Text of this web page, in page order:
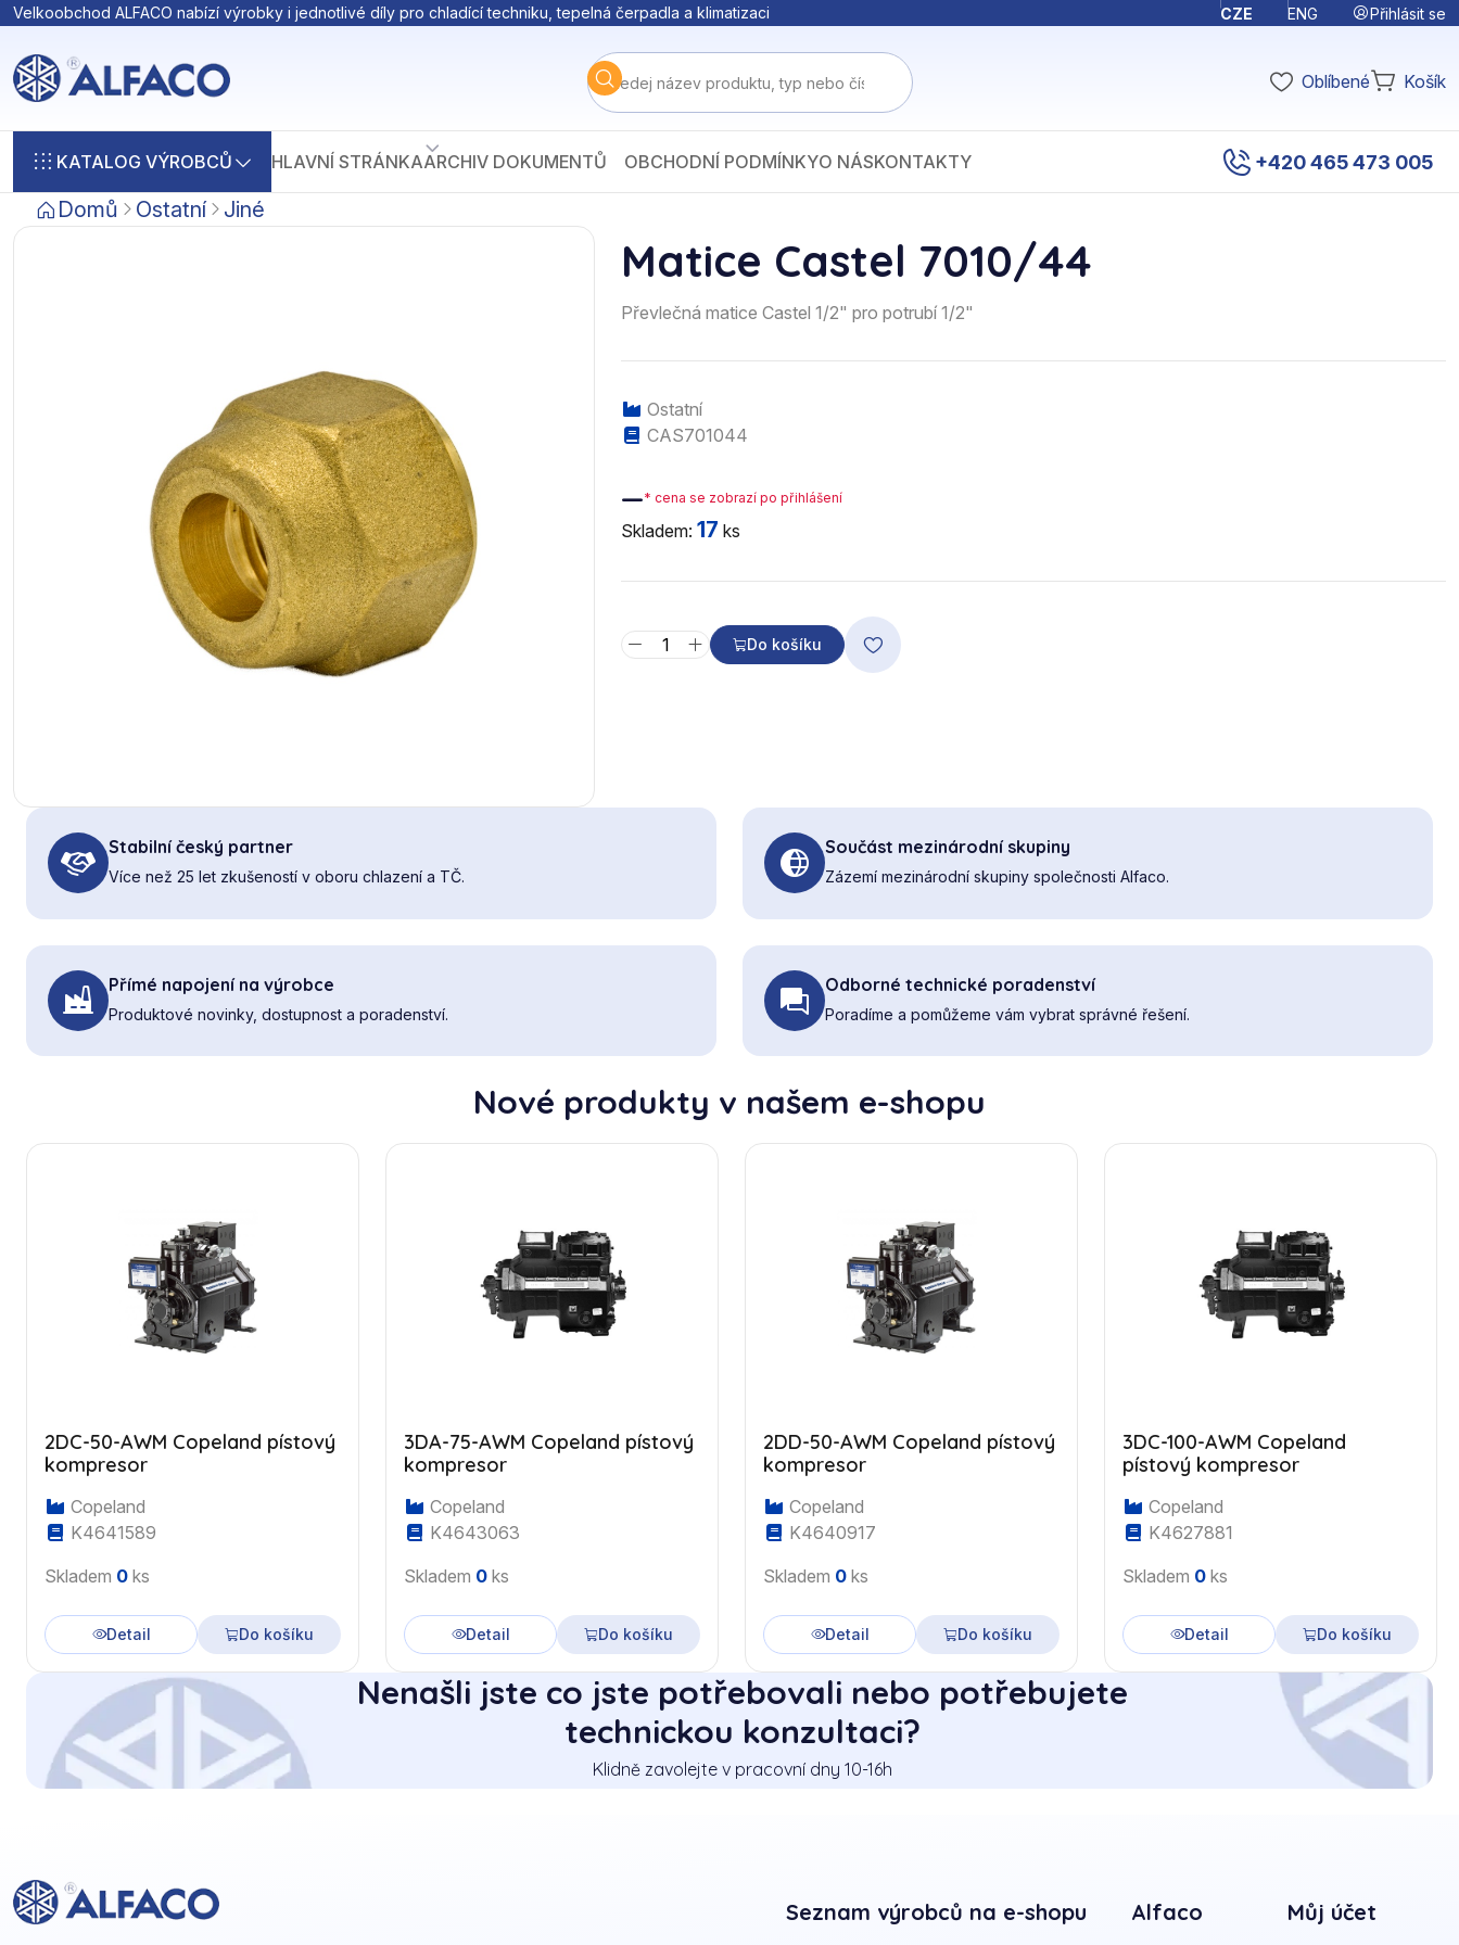
Velkoobchod ALFACO nabízí výrobky i jednotlivé díly pro chladící techniku, tepelná čerpadla a klimatizaci CZE ENG Přihlásit se
Oblíbené Košík
KATALOG VÝROBCŮ HLAVNÍ STRÁNKAARCHIV DOKUMENTŮ OBCHODNÍ PODMÍNKYO NÁSKONTAKTY +420 465 473 005
Domů Ostatní Jiné
Matice Castel 7010/44
Převlečná matice Castel 1/2" pro potrubí 1/2"
Ostatní
CAS701044
—* cena se zobrazí po přihlášení
Skladem: 17 ks
Do košíku
Stabilní český partner
Více než 25 let zkušeností v oboru chlazení a TČ.
Součást mezinárodní skupiny
Zázemí mezinárodní skupiny společnosti Alfaco.
Přímé napojení na výrobce
Produktové novinky, dostupnost a poradenství.
Odborné technické poradenství
Poradíme a pomůžeme vám vybrat správné řešení.
Nové produkty v našem e-shopu
2DC-50-AWM Copeland pístový
kompresor
Copeland
K4641589
Skladem 0 ks
Detail Do košíku
3DA-75-AWM Copeland pístový
kompresor
Copeland
K4643063
Skladem 0 ks
Detail Do košíku
2DD-50-AWM Copeland pístový
kompresor
Copeland
K4640917
Skladem 0 ks
Detail Do košíku
3DC-100-AWM Copeland
pístový kompresor
Copeland
K4627881
Skladem 0 ks
Detail Do košíku
Nenašli jste co jste potřebovali nebo potřebujete
technickou konzultaci?
Klidně zavolejte v pracovní dny 10-16h
Seznam výrobců na e-shopu Alfaco Můj účet